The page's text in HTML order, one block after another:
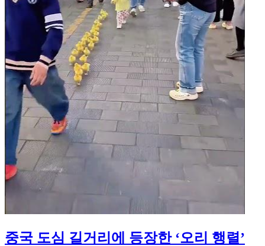
중국 도심 길거리에 등장한 ‘오리 행렬’